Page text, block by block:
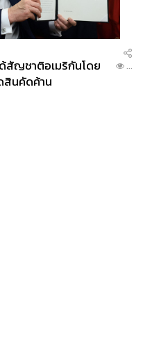
สัญชาติอเมริกันโดย
สินคัดค้าน
...